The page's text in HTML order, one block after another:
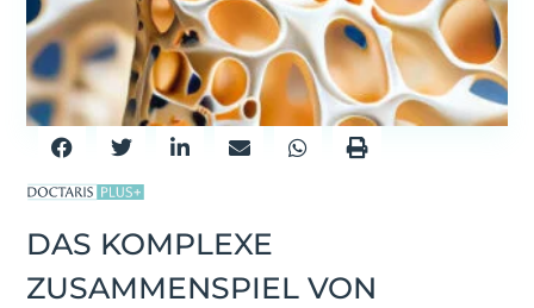
DAS KOMPLEXE
ZUSAMMENSPIEL VON